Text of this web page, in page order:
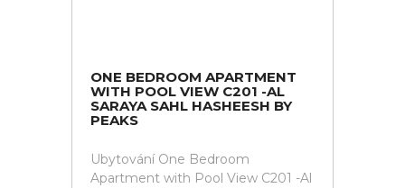
ONE BEDROOM APARTMENT
WITH POOL VIEW C201 -AL
SARAYA SAHL HASHEESH BY
PEAKS
Ubytování One Bedroom
Apartment with Pool View C201 -Al